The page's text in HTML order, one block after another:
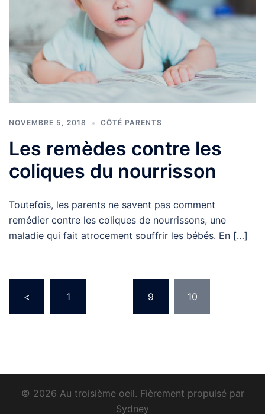
NOVEMBRE 5, 2018 CÔTÉ PARENTS
Les remèdes contre les
coliques du nourrisson
Toutefois, les parents ne savent pas comment
remédier contre les coliques de nourrissons, une
maladie qui fait atrocement souffrir les bébés. En […]
des
publications
< 1 9 10
© 2026 Au troisième oeil. Fièrement propulsé par
Sydney